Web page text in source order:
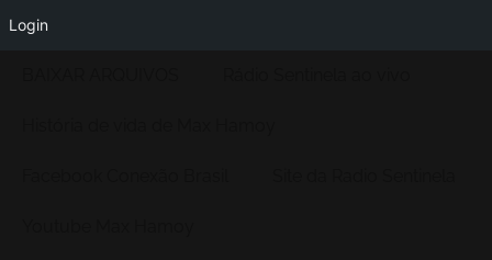
Login